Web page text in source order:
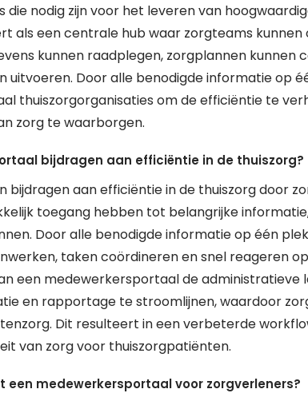
nodig zijn voor het leveren van
als een centrale hub waar zorgteams
kunnen raadplegen, zorgplannen kunnen
uitvoeren. Door alle benodigde informatie op
thuiszorgorganisaties om de efficiëntie te
zorg te waarborgen.
bijdragen aan efficiëntie in de thuiszorg?
bijdragen aan efficiëntie in de thuiszorg door
toegang hebben tot belangrijke
Door alle benodigde informatie op één
taken coördineren en snel reageren
een medewerkersportaal de administratieve
en rapportage te stroomlijnen, waardoor
Dit resulteert in een verbeterde
van zorg voor thuiszorgpatiënten.
medewerkersportaal voor zorgverleners?